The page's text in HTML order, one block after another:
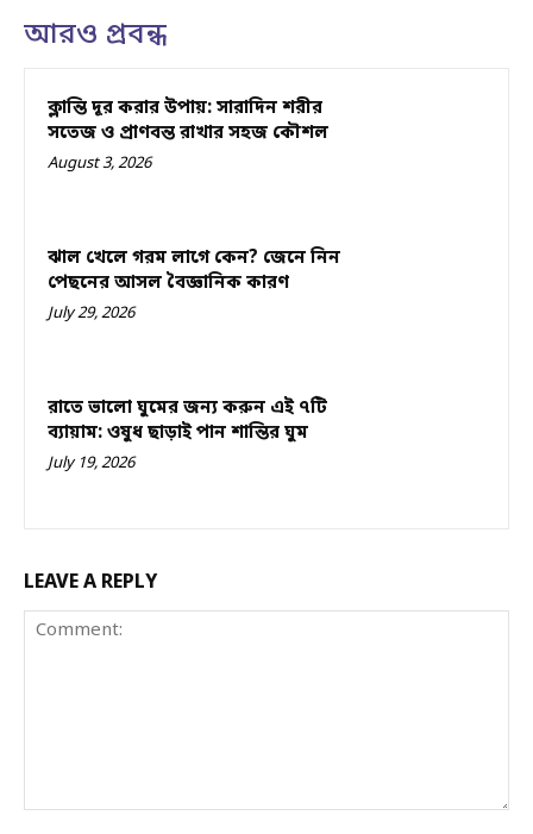
আরও প্রবন্ধ
ক্লান্তি দূর করার উপায়: সারাদিন শরীর
সতেজ ও প্রাণবন্ত রাখার সহজ কৌশল
August 3, 2026
ঝাল খেলে গরম লাগে কেন? জেনে নিন
পেছনের আসল বৈজ্ঞানিক কারণ
July 29, 2026
রাতে ভালো ঘুমের জন্য করুন এই ৭টি
ব্যায়াম: ওষুধ ছাড়াই পান শান্তির ঘুম
July 19, 2026
LEAVE A REPLY